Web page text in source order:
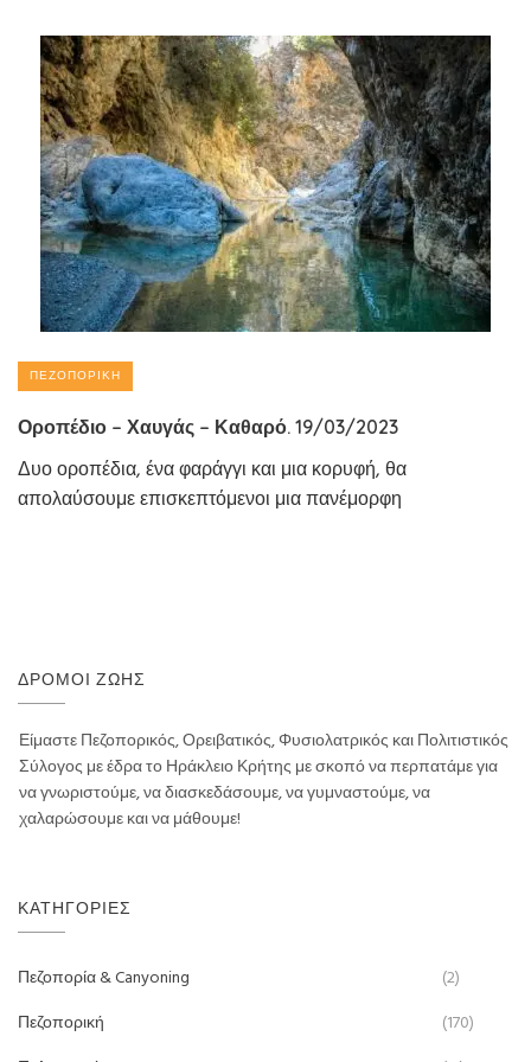
ΠΕΖΟΠΟΡΙΚΉ
Οροπέδιο – Χαυγάς – Καθαρό. 19/03/2023
Δυο οροπέδια, ένα φαράγγι και μια κορυφή, θα
απολαύσουμε επισκεπτόμενοι μια πανέμορφη
ΔΡΌΜΟΙ ΖΩΉΣ
Είμαστε Πεζοπορικός, Ορειβατικός, Φυσιολατρικός και Πολιτιστικός
Σύλογος με έδρα το Ηράκλειο Κρήτης με σκοπό να περπατάμε για
να γνωριστούμε, να διασκεδάσουμε, να γυμναστούμε, να
χαλαρώσουμε και να μάθουμε!
ΚΑΤΗΓΟΡΊΕΣ
Πεζοπορία & Canyoning
(2)
Πεζοπορική
(170)